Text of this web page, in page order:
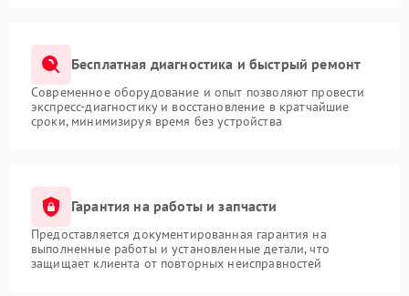
Бесплатная диагностика и быстрый ремонт
Современное оборудование и опыт позволяют провести
экспресс-диагностику и восстановление в кратчайшие
сроки, минимизируя время без устройства
Гарантия на работы и запчасти
Предоставляется документированная гарантия на
выполненные работы и установленные детали, что
защищает клиента от повторных неисправностей